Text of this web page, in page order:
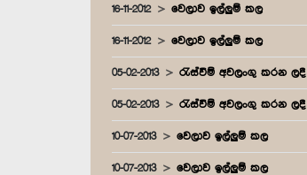
16-11-2012 වෙලාව ඉල්ලුම් කල
16-11-2012 වෙලාව ඉල්ලුම් කල
05-02-2013 රැස්වීම් අවලංගු කරන ලදී
05-02-2013 රැස්වීම් අවලංගු කරන ලදී
10-07-2013 වෙලාව ඉල්ලුම් කල
10-07-2013 වෙලාව ඉල්ලුම් කල